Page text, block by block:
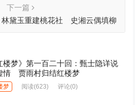
下一篇
林黛玉重建桃花社 史湘云偶填柳
楼梦》第一百二十回：甄士隐详说
情 贾雨村归结红楼梦
梦 阅读(623) 评论(0)